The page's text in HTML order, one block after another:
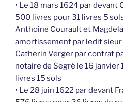
• Le 18 mars 1624 par
500 livres pour 31 livres 5
Anthoine Courault et
amortissement par ledit sieur
Catherin Verger par contrat
notaire de Segré le 16 janvier
livres 15 sols
• Le 28 juin 1622 par devant